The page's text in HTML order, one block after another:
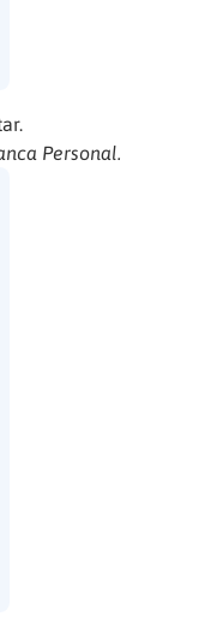
Personal.